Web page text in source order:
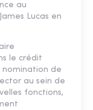
au
Lucas en
le crédit
nomination de
au sein de
fonctions,